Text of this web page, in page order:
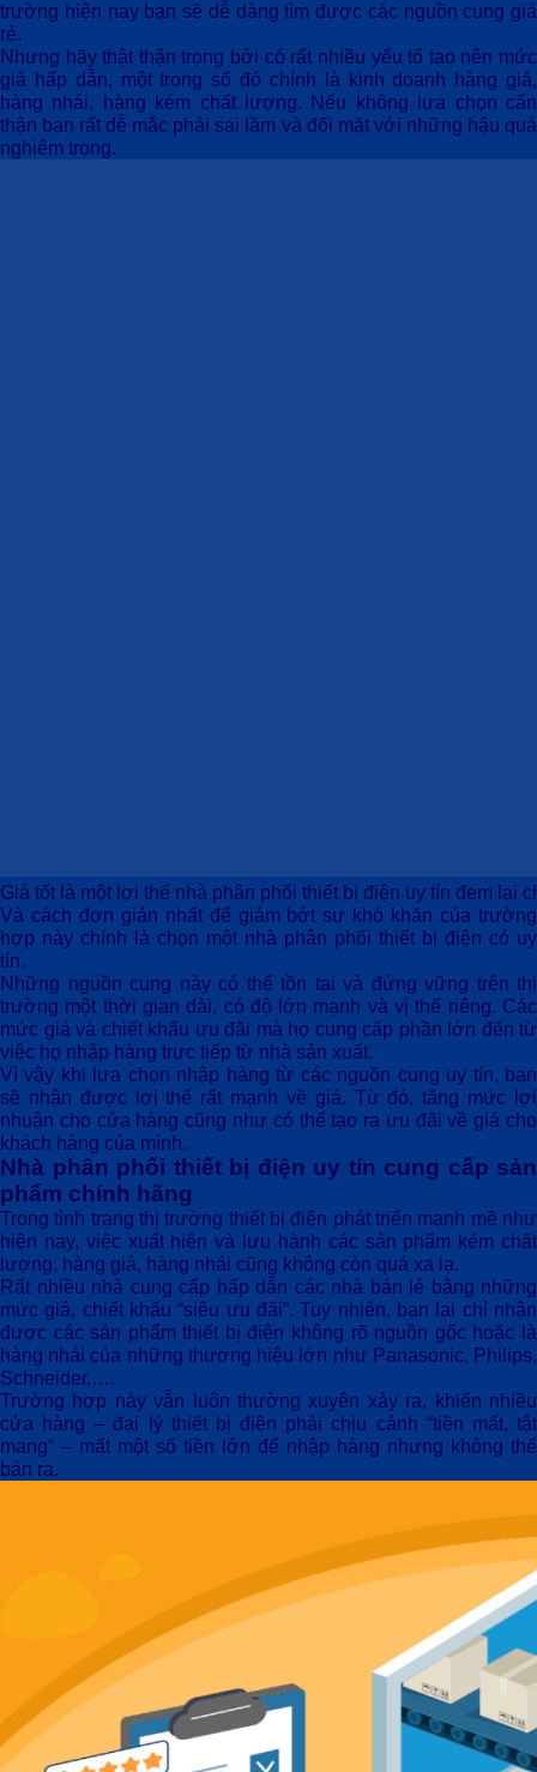
trường hiện nay bạn sẽ dễ dàng tìm được các nguồn cung giá
rẻ.
Nhưng hãy thật thận trọng bởi có rất nhiều yếu tố tạo nên mức
giá hấp dẫn, một trong số đó chính là kinh doanh hàng giả,
hàng nhái, hàng kém chất lượng. Nếu không lựa chọn cẩn
thận bạn rất dễ mắc phải sai lầm và đối mặt với những hậu quả
nghiêm trọng.
Giá tốt là một lợi thế nhà phân phối thiết bị điện uy tín đem lại
Và cách đơn giản nhất để giảm bớt sự khó khăn của trường
hợp này chính là chọn một nhà phân phối thiết bị điện có uy
tín.
Những nguồn cung này có thể tồn tại và đứng vững trên thị
trường một thời gian dài, có độ lớn mạnh và vị thế riêng. Các
mức giá và chiết khấu ưu đãi mà họ cung cấp phần lớn đến từ
việc họ nhập hàng trực tiếp từ nhà sản xuất.
Vì vậy khi lựa chọn nhập hàng từ các nguồn cung uy tín, bạn
sẽ nhận được lợi thế rất mạnh về giá. Từ đó, tăng mức lợi
nhuận cho cửa hàng cũng như có thể tạo ra ưu đãi về giá cho
khách hàng của mình.
Nhà phân phối thiết bị điện uy tín cung cấp sản
phẩm chính hãng
Trong tình trạng thị trường thiết bị điện phát triển mạnh mẽ như
hiện nay, việc xuất hiện và lưu hành các sản phẩm kém chất
lượng, hàng giả, hàng nhái cũng không còn quá xa lạ.
Rất nhiều nhà cung cấp hấp dẫn các nhà bán lẻ bằng những
mức giá, chiết khấu “siêu ưu đãi”. Tuy nhiên, bạn lại chỉ nhận
được các sản phẩm thiết bị điện không rõ nguồn gốc hoặc là
hàng nhái của những thương hiệu lớn như Panasonic, Philips,
Schneider,….
Trường hợp này vẫn luôn thường xuyên xảy ra, khiến nhiều
cửa hàng – đại lý thiết bị điện phải chịu cảnh “tiền mất, tật
mang” – mất một số tiền lớn để nhập hàng nhưng không thể
bán ra.